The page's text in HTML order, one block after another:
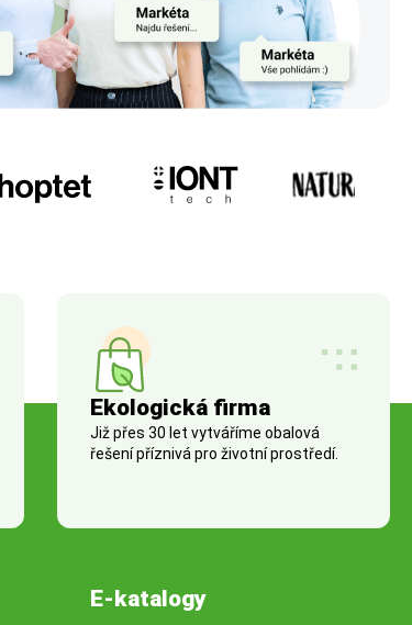
Ekologická firma
Již přes 30 let vytváříme obalová
řešení příznivá pro životní prostředí.
E-katalogy